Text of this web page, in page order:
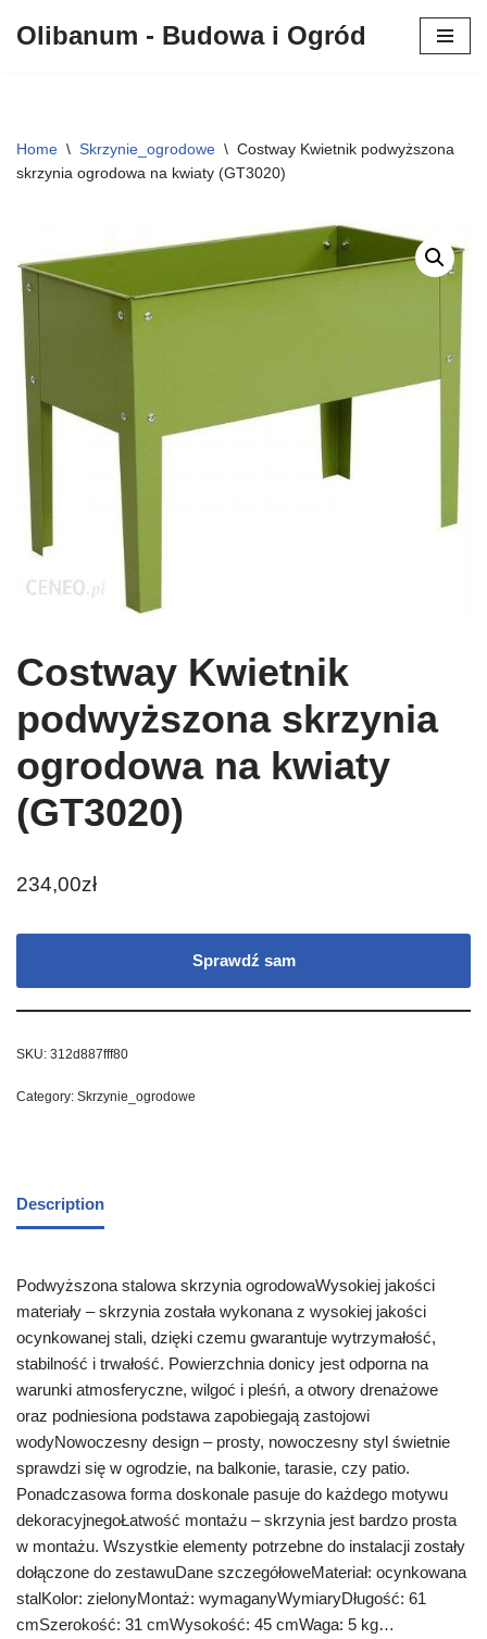
Olibanum - Budowa i Ogród
Home \ Skrzynie_ogrodowe \ Costway Kwietnik podwyższona
skrzynia ogrodowa na kwiaty (GT3020)
Costway Kwietnik
podwyższona skrzynia
ogrodowa na kwiaty
(GT3020)
234,00zł
Sprawdź sam
SKU: 312d887fff80
Category: Skrzynie_ogrodowe
Description
Podwyższona stalowa skrzynia ogrodowaWysokiej jakości
materiały – skrzynia została wykonana z wysokiej jakości
ocynkowanej stali, dzięki czemu gwarantuje wytrzymałość,
stabilność i trwałość. Powierzchnia donicy jest odporna na
warunki atmosferyczne, wilgoć i pleśń, a otwory drenażowe
oraz podniesiona podstawa zapobiegają zastojowi
wodyNowoczesny design – prosty, nowoczesny styl świetnie
sprawdzi się w ogrodzie, na balkonie, tarasie, czy patio.
Ponadczasowa forma doskonale pasuje do każdego motywu
dekoracyjnegoŁatwość montażu – skrzynia jest bardzo prosta
w montażu. Wszystkie elementy potrzebne do instalacji zostały
dołączone do zestawuDane szczegółoweMateriał: ocynkowana
stalKolor: zielonyMontaż: wymaganyWymiaryDługość: 61
cmSzerokość: 31 cmWysokość: 45 cmWaga: 5 kg…